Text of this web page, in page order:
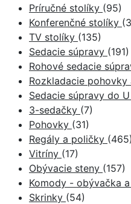
Príručné stolíky (95)
Konferenčné stolíky
TV stolíky (135)
Sedacie súpravy (191)
Rohové sedacie
Rozkladacie pohovky
Sedacie súpravy do U
3-sedačky (7)
Pohovky (31)
Regály a poličky (465)
Vitríny (17)
Obývacie steny (157)
Komody - obývačka
Skrinky (54)